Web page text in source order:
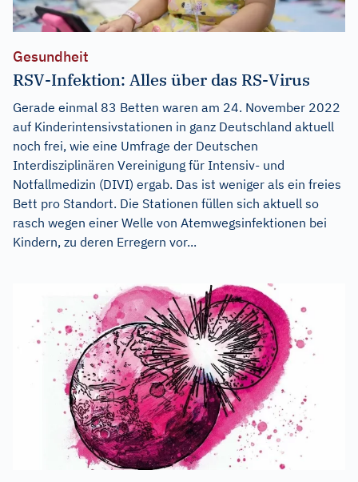
Gesundheit
RSV-Infektion: Alles über das RS-Virus
Gerade einmal 83 Betten waren am 24. November 2022
auf Kinderintensivstationen in ganz Deutschland aktuell
noch frei, wie eine Umfrage der Deutschen
Interdisziplinären Vereinigung für Intensiv- und
Notfallmedizin (DIVI) ergab. Das ist weniger als ein freies
Bett pro Standort. Die Stationen füllen sich aktuell so
rasch wegen einer Welle von Atemwegsinfektionen bei
Kindern, zu deren Erregern vor...